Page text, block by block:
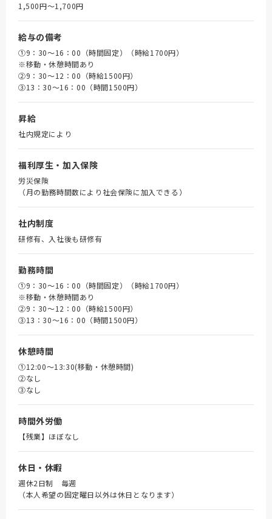
1,500円〜1,700円
給与の備考
①9：30～16：00（時間固定）（時給1700円）
※移動・休憩時間あり
➁9：30～12：00（時給1500円）
③13：30～16：00（時間1500円）
昇給
社内規定により
福利厚生・加入保険
労災保険
（月の勤務時間数により社会保険に加入できる）
社内制度
研修有、入社後も研修有
勤務時間
①9：30～16：00（時間固定）（時給1700円）
※移動・休憩時間あり
➁9：30～12：00（時給1500円）
③13：30～16：00（時間1500円）
休憩時間
①12:00～13:30(移動・休憩時間)
➁なし
③なし
時間外労働
【残業】ほぼなし
休日・休暇
週休2日制 毎週
（本人希望の固定曜日以外は休日となります）